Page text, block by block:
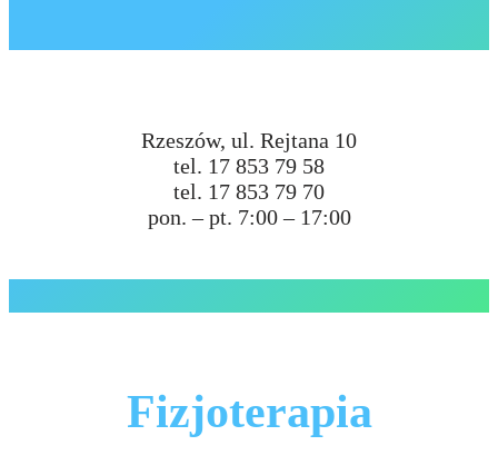
Rzeszów, ul. Rejtana 10
tel. 17 853 79 58
tel. 17 853 79 70
pon. – pt. 7:00 – 17:00
Fizjoterapia